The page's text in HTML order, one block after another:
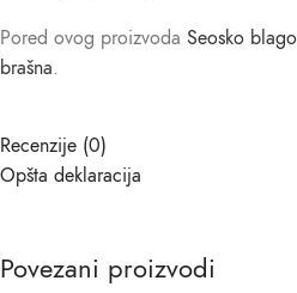
Pored ovog proizvoda Seosko blago
brašna.
Recenzije (0)
Opšta deklaracija
Povezani proizvodi